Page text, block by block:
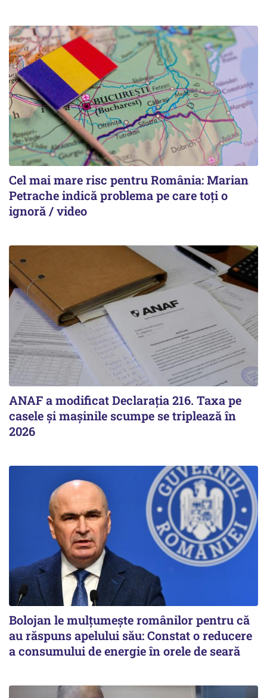
Cel mai mare risc pentru România: Marian
Petrache indică problema pe care toți o
ignoră / video
ANAF a modificat Declarația 216. Taxa pe
casele și mașinile scumpe se triplează în
2026
Bolojan le mulțumește românilor pentru că
au răspuns apelului său: Constat o reducere
a consumului de energie în orele de seară